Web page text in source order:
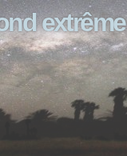
extrême